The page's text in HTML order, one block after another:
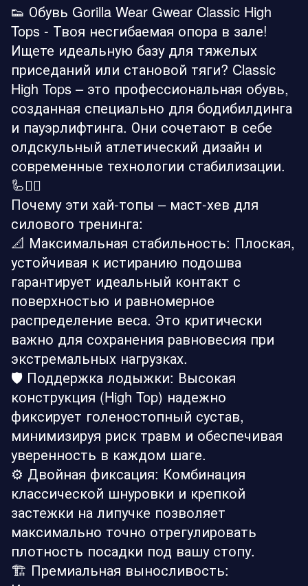
👟 Обувь Gorilla Wear Gwear Classic High
Tops - Твоя несгибаемая опора в зале!
Ищете идеальную базу для тяжелых
приседаний или становой тяги? Classic
High Tops – это профессиональная обувь,
созданная специально для бодибилдинга
и пауэрлифтинга. Они сочетают в себе
олдскульный атлетический дизайн и
современные технологии стабилизации.
🦾🏋️‍♂️
Почему эти хай-топы – маст-хев для
силового тренинга:
📐 Максимальная стабильность: Плоская,
устойчивая к истиранию подошва
гарантирует идеальный контакт с
поверхностью и равномерное
распределение веса. Это критически
важно для сохранения равновесия при
экстремальных нагрузках.
🛡️ Поддержка лодыжки: Высокая
конструкция (High Top) надежно
фиксирует голеностопный сустав,
минимизируя риск травм и обеспечивая
уверенность в каждом шаге.
⚙️ Двойная фиксация: Комбинация
классической шнуровки и крепкой
застежки на липучке позволяет
максимально точно отрегулировать
плотность посадки под вашу стопу.
🏗️ Премиальная выносливость: